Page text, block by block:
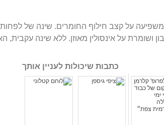
ושומרת על אינסולין מאוזן. ללא שינה עקבית,
כתבות שיכולות לעניין אותך